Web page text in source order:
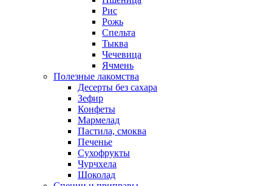
Рис
Рожь
Спельта
Тыква
Чечевица
Ячмень
Полезные лакомства
Десерты без сахара
Зефир
Конфеты
Мармелад
Пастила, смоква
Печенье
Сухофрукты
Чурчхела
Шоколад